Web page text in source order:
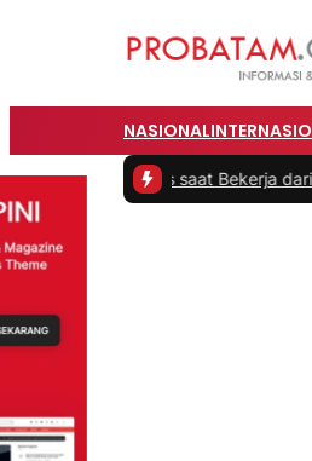
NASIONAL
saat Bekerja dari Rumah|#2 -